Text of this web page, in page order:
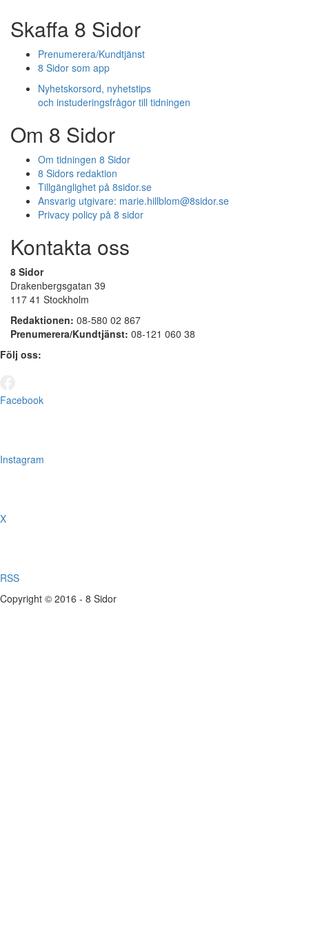
Skaffa 8 Sidor
Prenumerera/Kundtjänst
8 Sidor som app
Nyhetskorsord, nyhetstips
och instuderingsfrågor till tidningen
Om 8 Sidor
Om tidningen 8 Sidor
8 Sidors redaktion
Tillgänglighet på 8sidor.se
Ansvarig utgivare: marie.hillblom@8sidor.se
Privacy policy på 8 sidor
Kontakta oss
8 Sidor
Drakenbergsgatan 39
117 41 Stockholm
Redaktionen: 08-580 02 867
Prenumerera/Kundtjänst: 08-121 060 38
Följ oss:
Facebook
Instagram
X
RSS
Copyright © 2016 - 8 Sidor